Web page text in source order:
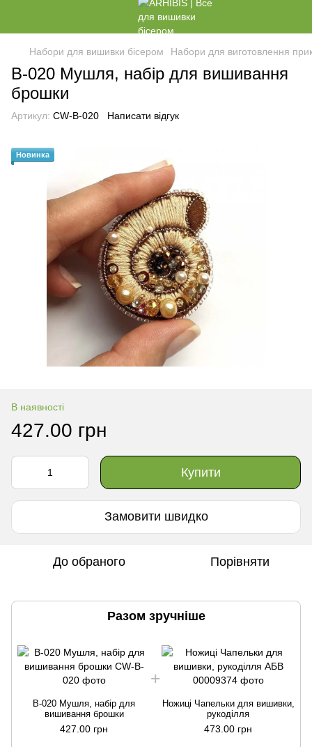
Набори для вишивки бісером Набори для виготовлення
B-020 Мушля, набір для вишивання
брошки
Артикул: CW-B-020 Написати відгук
Новинка
В наявності
427.00 грн
Купити
Замовити швидко
До обраного Порівняти
Разом зручніше
B-020 Мушля, набір для
вишивання брошки
427.00 грн
Ножиці Чапельки для вишивки,
рукоділля
473.00 грн